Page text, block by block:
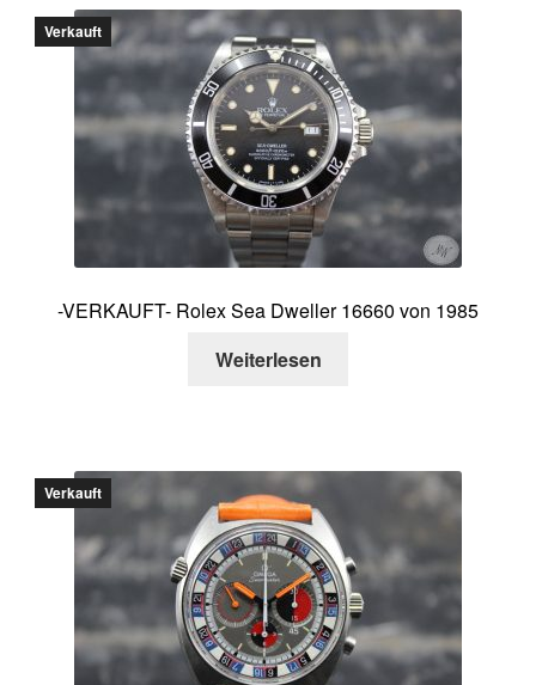
Verkauft
-VERKAUFT- Rolex Sea Dweller 16660 von 1985
Weiterlesen
Verkauft